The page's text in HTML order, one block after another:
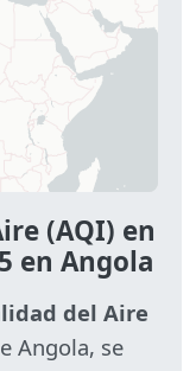
(AQI) en
en Angola
del Aire
Angola, se